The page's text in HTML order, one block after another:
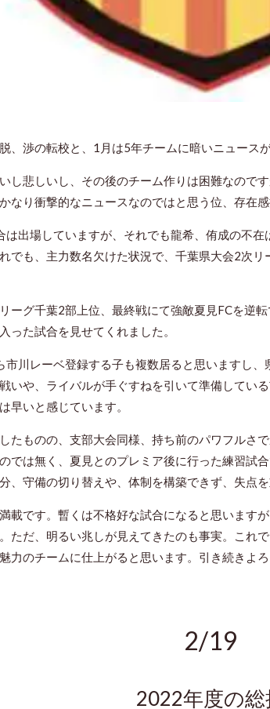
、渉の転校と、1月は5年チームに暗いニュース
し悲しいし、その後のチーム作りは困難なので
なり衝撃的なニュースなのではと思う位、存在感
は出場していますが、それでも龍希、侑成の不
でも、主力数名欠けた状況で、千葉県大会2次
ーグ千葉2部上位、最終戦にて強敵夏見FCを逆
った試合を見せてくれました。
市川レーベ登録する子も複数居ると思いますし
いや、ライバルが手ぐすねを引いて準備してい
早いと感じています。
たものの、支部大会同様、持ち前のパワフルさ
では無く、夏見とのプレミア後に行った練習試
、守備の切り替えや、体制を構築できず、失点を
載です。 暫くは不格好な試合になると思います
ただ、明るい兆しが見えてきたのも事実。
これ
力のチームに仕上がると思います。 引き続きよ
2/19
2022年度の総